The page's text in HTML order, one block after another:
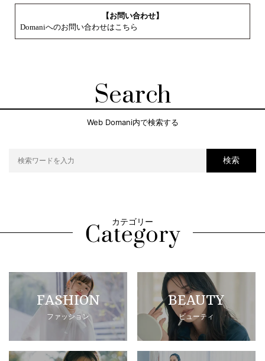
【お問い合わせ】
Domaniへのお問い合わせはこちら
Search
Web Domani内で検索する
検索
カテゴリー
FASHION
ファッション
BEAUTY
ビューティ